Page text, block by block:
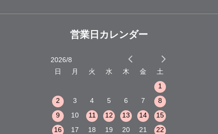
営業日カレンダー
2026/8
日
月 火 水 木 金
土
1
2
3 4 5 6 7
8
9
10 11 12 13 14
15
16
17 18 19 20 21
22